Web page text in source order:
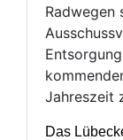
Radwegen
Jahreszeit
Das